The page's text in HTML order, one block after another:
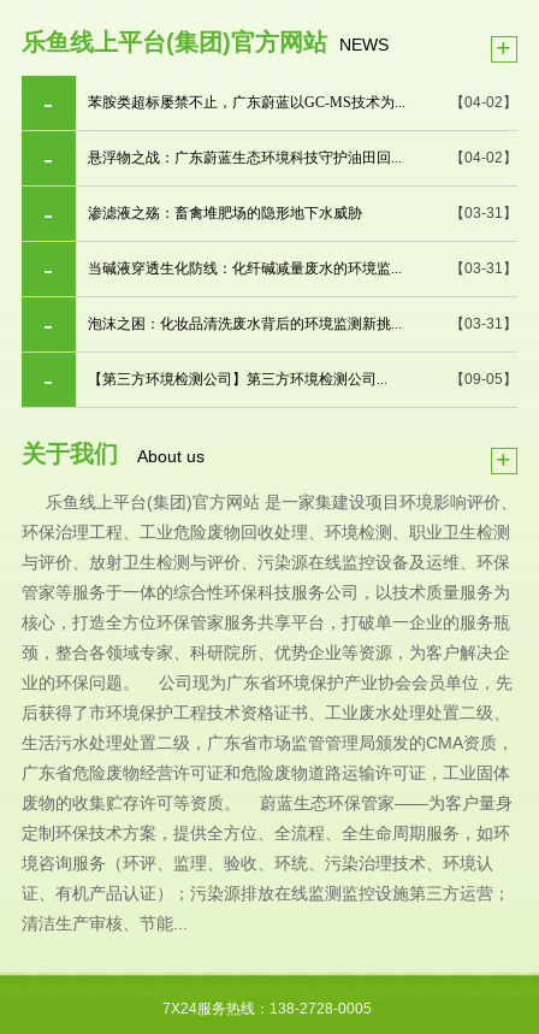
乐鱼线上平台(集团)官方网站 NEWS +
【04-02】
苯胺类超标屡禁不止，广东蔚蓝以GC-MS技术为...
【04-02】
悬浮物之战：广东蔚蓝生态环境科技守护油田回...
【03-31】
渗滤液之殇：畜禽堆肥场的隐形地下水威胁
【03-31】
当碱液穿透生化防线：化纤碱减量废水的环境监...
【03-31】
泡沫之困：化妆品清洗废水背后的环境监测新挑...
【09-05】
【第三方环境检测公司】第三方环境检测公司...
关于我们 About us +
乐鱼线上平台(集团)官方网站 是一家集建设项目环境影响评价、
环保治理工程、工业危险废物回收处理、环境检测、职业卫生检测
与评价、放射卫生检测与评价、污染源在线监控设备及运维、环保
管家等服务于一体的综合性环保科技服务公司，以技术质量服务为
核心，打造全方位环保管家服务共享平台，打破单一企业的服务瓶
颈，整合各领域专家、科研院所、优势企业等资源，为客户解决企
业的环保问题。 公司现为广东省环境保护产业协会会员单位，先
后获得了市环境保护工程技术资格证书、工业废水处理处置二级、
生活污水处理处置二级，广东省市场监管管理局颁发的CMA资质，
广东省危险废物经营许可证和危险废物道路运输许可证，工业固体
废物的收集贮存许可等资质。 蔚蓝生态环保管家——为客户量身
定制环保技术方案，提供全方位、全流程、全生命周期服务，如环
境咨询服务（环评、监理、验收、环统、污染治理技术、环境认
证、有机产品认证）；污染源排放在线监测监控设施第三方运营；
清洁生产审核、节能...
7X24服务热线：138-2728-0005